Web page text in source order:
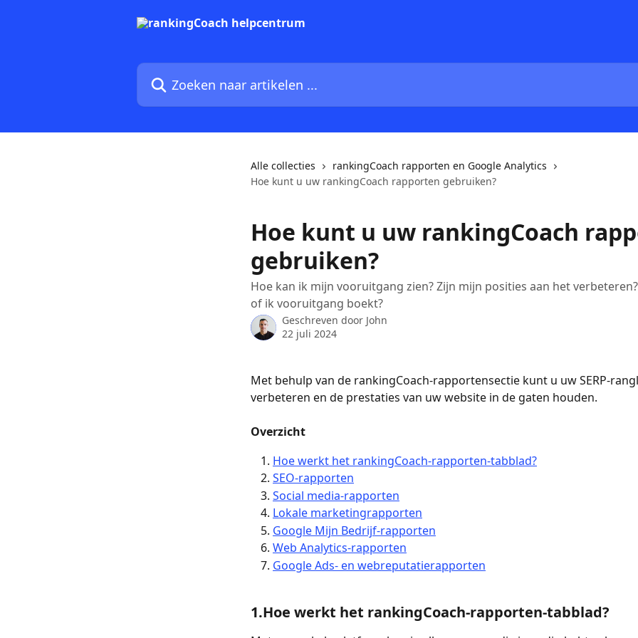
Zoeken naar artikelen ...
Alle collecties
rankingCoach rapporten en Google Analytics
Hoe kunt u uw rankingCoach rapporten gebruiken?
Hoe kunt u uw rankingCoach
gebruiken?
Hoe kan ik mijn vooruitgang zien? Zijn mijn posities aan het
of ik vooruitgang boekt?
Geschreven door John
22 juli 2024
Met behulp van de rankingCoach-rapportensectie kunt u uw SERP-
verbeteren en de prestaties van uw website in de gaten houden.
Overzicht
Hoe werkt het rankingCoach-rapporten-tabblad?
SEO-rapporten
Social media-rapporten
Lokale marketingrapporten
Google Mijn Bedrijf-rapporten
Web Analytics-rapporten
Google Ads- en webreputatierapporten
1.Hoe werkt het rankingCoach-rapporten-tabblad?